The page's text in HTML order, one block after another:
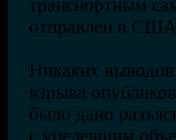
транснортным
отправлен в
Никаких
взрыва
было дано
с уцелевшим